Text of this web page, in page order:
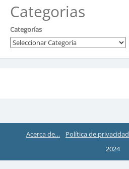
Categorias
Categorías
Acerca de… Política de privacidad
2024